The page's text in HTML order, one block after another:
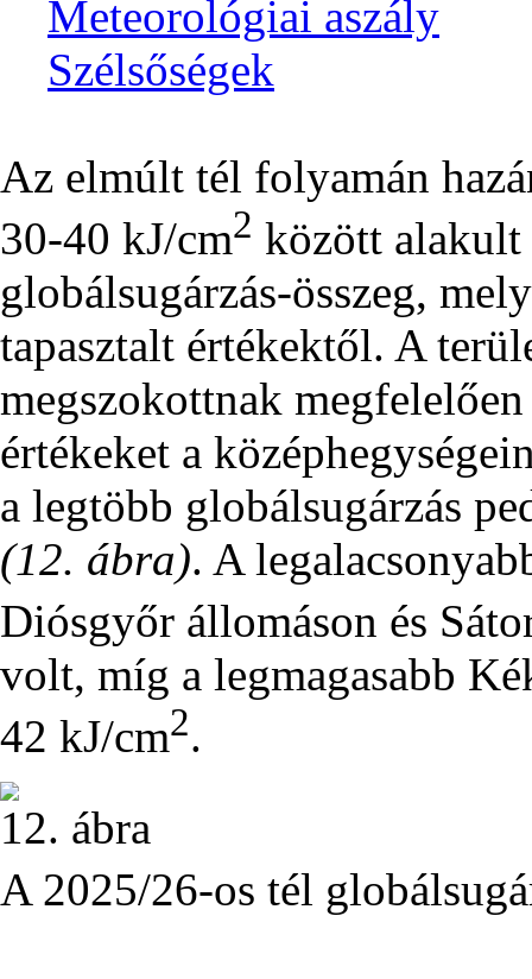
Meteorológiai aszály
Szélsőségek
Az elmúlt tél folyamán
30-40 kJ/cm2 között alakult
globálsugárzás-összeg,
tapasztalt értékektől. A
megszokottnak
értékeket a
a legtöbb globálsugárzás
(12. ábra). A
Diósgyőr állomáson és
volt, míg a legmagasabb
42 kJ/cm2.
12. ábra
A 2025/26-os tél